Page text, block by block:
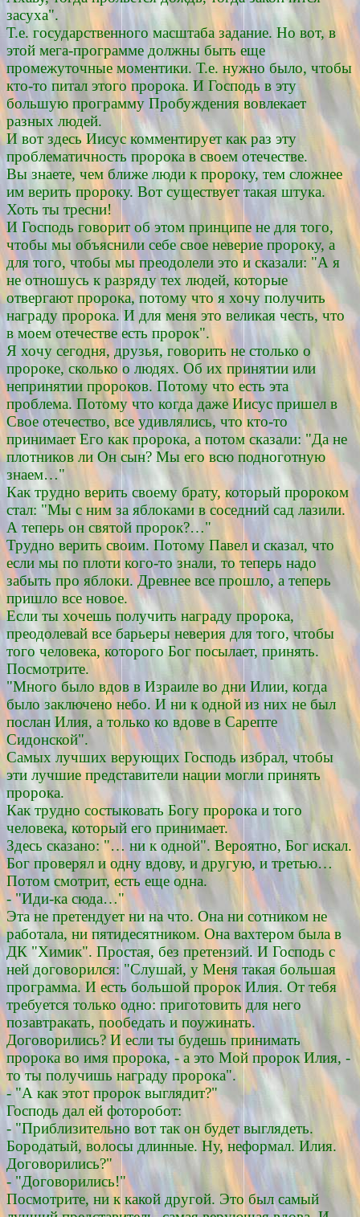
засуха".
Т.е. государственного масштаба задание. Но вот, в
этой мега-программе должны быть еще
промежуточные моментики. Т.е. нужно было, чтобы
кто-то питал этого пророка. И Господь в эту
большую программу Пробуждения вовлекает
разных людей.
И вот здесь Иисус комментирует как раз эту
проблематичность пророка в своем отечестве.
Вы знаете, чем ближе люди к пророку, тем сложнее
им верить пророку. Вот существует такая штука.
Хоть ты тресни!
И Господь говорит об этом принципе не для того,
чтобы мы объяснили себе свое неверие пророку, а
для того, чтобы мы преодолели это и сказали: "А я
не отношусь к разряду тех людей, которые
отвергают пророка, потому что я хочу получить
награду пророка. И для меня это великая честь, что
в моем отечестве есть пророк".
Я хочу сегодня, друзья, говорить не столько о
пророке, сколько о людях. Об их принятии или
непринятии пророков. Потому что есть эта
проблема. Потому что когда даже Иисус пришел в
Свое отечество, все удивлялись, что кто-то
принимает Его как пророка, а потом сказали: "Да не
плотников ли Он сын? Мы его всю подноготную
знаем…"
Как трудно верить своему брату, который пророком
стал: "Мы с ним за яблоками в соседний сад лазили.
А теперь он святой пророк?…"
Трудно верить своим. Потому Павел и сказал, что
если мы по плоти кого-то знали, то теперь надо
забыть про яблоки. Древнее все прошло, а теперь
пришло все новое.
Если ты хочешь получить награду пророка,
преодолевай все барьеры неверия для того, чтобы
того человека, которого Бог посылает, принять.
Посмотрите.
"Много было вдов в Израиле во дни Илии, когда
было заключено небо. И ни к одной из них не был
послан Илия, а только ко вдове в Сарепте
Сидонской".
Самых лучших верующих Господь избрал, чтобы
эти лучшие представители нации могли принять
пророка.
Как трудно состыковать Богу пророка и того
человека, который его принимает.
Здесь сказано: "… ни к одной". Вероятно, Бог искал.
Бог проверял и одну вдову, и другую, и третью…
Потом смотрит, есть еще одна.
- "Иди-ка сюда…"
Эта не претендует ни на что. Она ни сотником не
работала, ни пятидесятником. Она вахтером была в
ДК "Химик". Простая, без претензий. И Господь с
ней договорился: "Слушай, у Меня такая большая
программа. И есть большой пророк Илия. От тебя
требуется только одно: приготовить для него
позавтракать, пообедать и поужинать.
Договорились? И если ты будешь принимать
пророка во имя пророка, - а это Мой пророк Илия, -
то ты получишь награду пророка".
- "А как этот пророк выглядит?"
Господь дал ей фоторобот:
- "Приблизительно вот так он будет выглядеть.
Бородатый, волосы длинные. Ну, неформал. Илия.
Договорились?"
- "Договорились!"
Посмотрите, ни к какой другой. Это был самый